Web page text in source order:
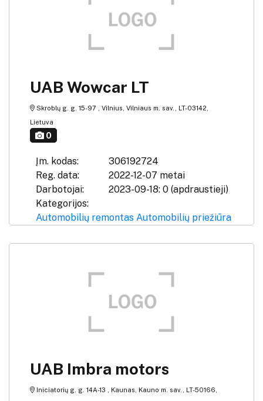
UAB Wowcar LT
Skroblų g. g. 15-97 , Vilnius, Vilniaus m. sav., LT-03142,
Lietuva
0
Įm. kodas:
306192724
Reg. data:
2022-12-07 metai
Darbotojai:
2023-09-18: 0 (apdraustieji)
Kategorijos:
Automobilių remontas Automobilių priežiūra
UAB Imbra motors
Iniciatorių g. g. 14A-13 , Kaunas, Kauno m. sav., LT-50166,